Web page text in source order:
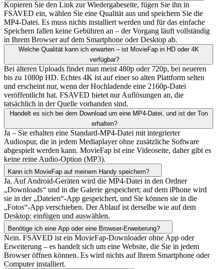
Kopieren Sie den Link zur Wiedergabeseite, fügen Sie ihn in
FSAVED ein, wählen Sie eine Qualität aus und speichern Sie die
MP4-Datei. Es muss nichts installiert werden und für das einfache
Speichern fallen keine Gebühren an – der Vorgang läuft vollständig
in Ihrem Browser auf dem Smartphone oder Desktop ab.
Welche Qualität kann ich erwarten – ist MovieFap in HD oder 4K
verfügbar?
Bei älteren Uploads findet man meist 480p oder 720p, bei neueren
bis zu 1080p HD. Echtes 4K ist auf einer so alten Plattform selten
und erscheint nur, wenn der Hochladende eine 2160p-Datei
veröffentlicht hat. FSAVED bietet nur Auflösungen an, die
tatsächlich in der Quelle vorhanden sind.
Handelt es sich bei dem Download um eine MP4-Datei, und ist der Ton
erhalten?
Ja – Sie erhalten eine Standard-MP4-Datei mit integrierter
Audiospur, die in jedem Mediaplayer ohne zusätzliche Software
abgespielt werden kann. MovieFap ist eine Videoseite, daher gibt es
keine reine Audio-Option (MP3).
Kann ich MovieFap auf meinem Handy speichern?
Ja. Auf Android-Geräten wird die MP4-Datei in den Ordner
„Downloads“ und in die Galerie gespeichert; auf dem iPhone wird
sie in der „Dateien“-App gespeichert, und Sie können sie in die
„Fotos“-App verschieben. Der Ablauf ist derselbe wie auf dem
Desktop: einfügen und auswählen.
Benötige ich eine App oder eine Browser-Erweiterung?
Nein. FSAVED ist ein MovieFap-Downloader ohne App oder
Erweiterung – es handelt sich um eine Website, die Sie in jedem
Browser öffnen können. Es wird nichts auf Ihrem Smartphone oder
Computer installiert.